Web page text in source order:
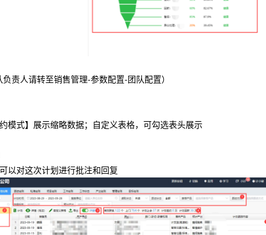
责人请转至销售管理-参数配置-团队配置）
模式】展示缩略数据；自定义表格，可勾选表头展示
以对这次计划进行批注和回复